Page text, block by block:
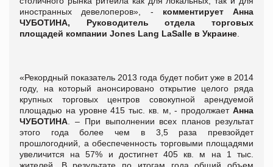
иностранных девелоперов», - комментирует Анна
ЧУБОТИНА, Руководитель отдела торговых
площадей компании Jones Lang LaSalle в Украине
«Рекордный показатель 2013 года будет побит уже в 2014
году, на который анонсировано открытие целого ряда
крупных торговых центров совокупной арендуемой
площадью на уровне 415 тыс. кв. м, - продолжаетАнна
ЧУБОТИНА . – При выполнении всех планов результат
этого года более чем в 3,5 раза превзойдет
прошлогодний, а обеспеченность торговыми площадями
увеличится на 57% и достигнет 405 кв. м на 1 тыс.
жителей. В результате по итогам года общий объем